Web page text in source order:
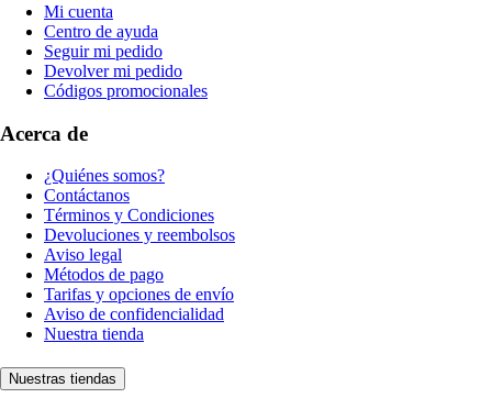
Mi cuenta
Centro de ayuda
Seguir mi pedido
Devolver mi pedido
Códigos promocionales
Acerca de
¿Quiénes somos?
Contáctanos
Términos y Condiciones
Devoluciones y reembolsos
Aviso legal
Métodos de pago
Tarifas y opciones de envío
Aviso de confidencialidad
Nuestra tienda
Nuestras tiendas